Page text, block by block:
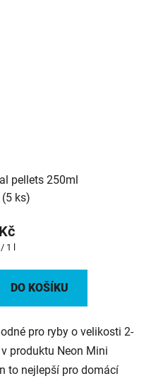
pellets 250ml
(5 ks)
1 l
DO KOŠÍKU
pro ryby o velikosti 2-
produktu Neon Mini
to nejlepší pro domácí